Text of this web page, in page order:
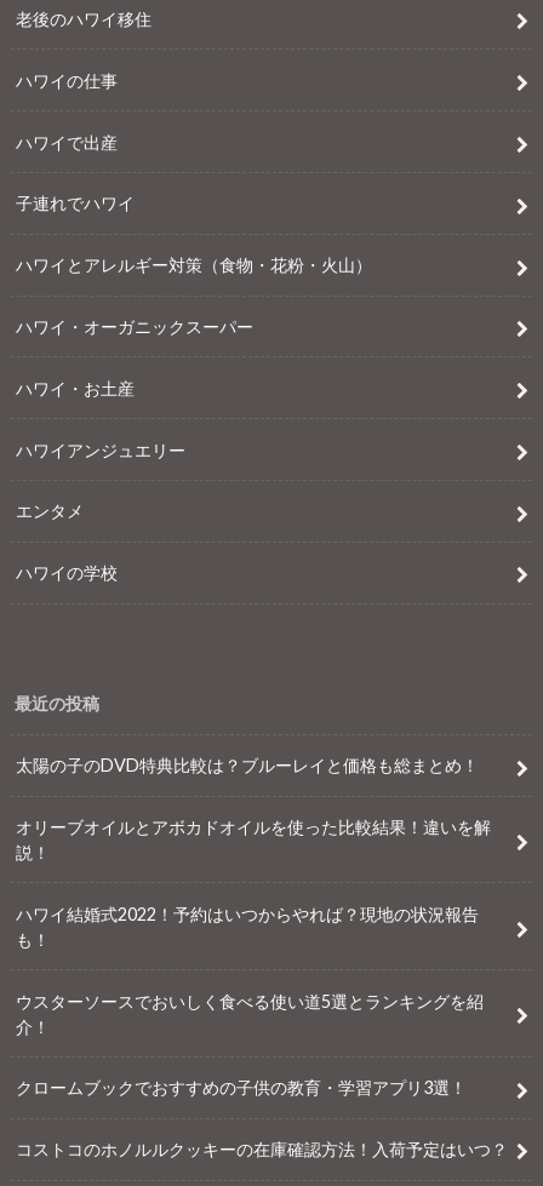
老後のハワイ移住
ハワイの仕事
ハワイで出産
子連れでハワイ
ハワイとアレルギー対策（食物・花粉・火山）
ハワイ・オーガニックスーパー
ハワイ・お土産
ハワイアンジュエリー
エンタメ
ハワイの学校
最近の投稿
太陽の子のDVD特典比較は？ブルーレイと価格も総まとめ！
オリーブオイルとアボカドオイルを使った比較結果！違いを解
説！
ハワイ結婚式2022！予約はいつからやれば？現地の状況報告
も！
ウスターソースでおいしく食べる使い道5選とランキングを紹
介！
クロームブックでおすすめの子供の教育・学習アプリ3選！
コストコのホノルルクッキーの在庫確認方法！入荷予定はいつ？